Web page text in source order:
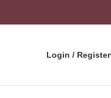
Login / Register